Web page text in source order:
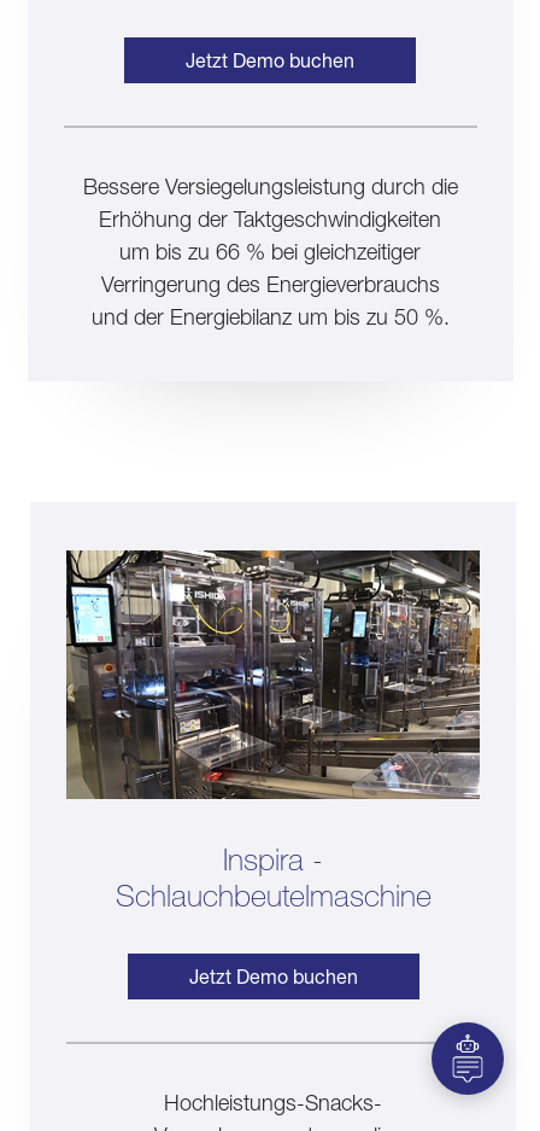
Jetzt Demo buchen
Bessere Versiegelungsleistung durch die
Erhöhung der Taktgeschwindigkeiten
um bis zu 66 % bei gleichzeitiger
Verringerung des Energieverbrauchs
und der Energiebilanz um bis zu 50 %.
Inspira -
Schlauchbeutelmaschine
Jetzt Demo buchen
Hochleistungs-Snacks-